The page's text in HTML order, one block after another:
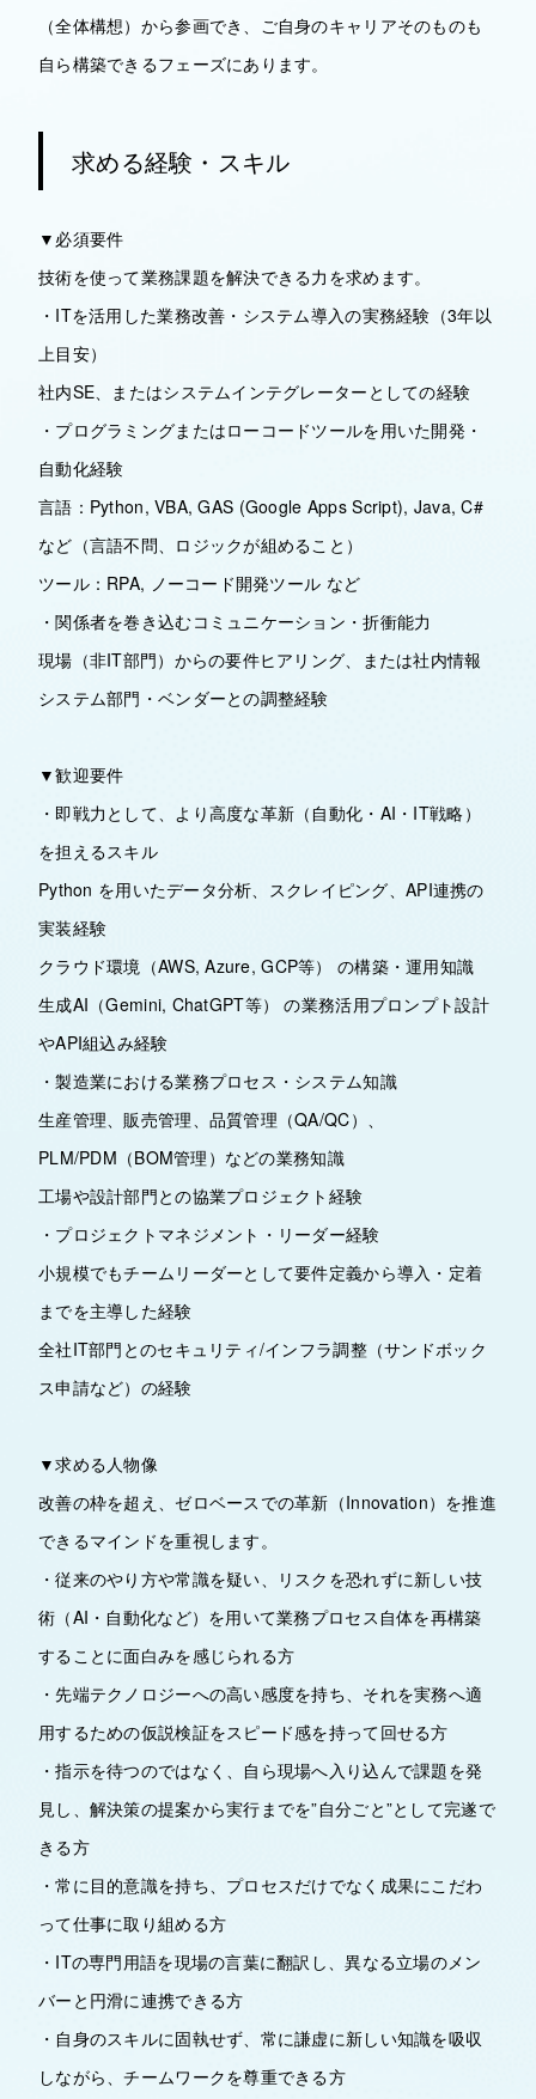
（全体構想）から参画でき、ご自身のキャリアそのものも
自ら構築できるフェーズにあります。
求める経験・スキル
▼必須要件
技術を使って業務課題を解決できる力を求めます。
・ITを活用した業務改善・システム導入の実務経験（3年以
上目安）
社内SE、またはシステムインテグレーターとしての経験
・プログラミングまたはローコードツールを用いた開発・
自動化経験
言語：Python, VBA, GAS (Google Apps Script), Java, C#
など（言語不問、ロジックが組めること）
ツール：RPA, ノーコード開発ツール など
・関係者を巻き込むコミュニケーション・折衝能力
現場（非IT部門）からの要件ヒアリング、または社内情報
システム部門・ベンダーとの調整経験
▼歓迎要件
・即戦力として、より高度な革新（自動化・AI・IT戦略）
を担えるスキル
Python を用いたデータ分析、スクレイピング、API連携の
実装経験
クラウド環境（AWS, Azure, GCP等） の構築・運用知識
生成AI（Gemini, ChatGPT等） の業務活用プロンプト設計
やAPI組込み経験
・製造業における業務プロセス・システム知識
生産管理、販売管理、品質管理（QA/QC）、
PLM/PDM（BOM管理）などの業務知識
工場や設計部門との協業プロジェクト経験
・プロジェクトマネジメント・リーダー経験
小規模でもチームリーダーとして要件定義から導入・定着
までを主導した経験
全社IT部門とのセキュリティ/インフラ調整（サンドボック
ス申請など）の経験
▼求める人物像
改善の枠を超え、ゼロベースでの革新（Innovation）を推進
できるマインドを重視します。
・従来のやり方や常識を疑い、リスクを恐れずに新しい技
術（AI・自動化など）を用いて業務プロセス自体を再構築
することに面白みを感じられる方
・先端テクノロジーへの高い感度を持ち、それを実務へ適
用するための仮説検証をスピード感を持って回せる方
・指示を待つのではなく、自ら現場へ入り込んで課題を発
見し、解決策の提案から実行までを”自分ごと”として完遂で
きる方
・常に目的意識を持ち、プロセスだけでなく成果にこだわ
って仕事に取り組める方
・ITの専門用語を現場の言葉に翻訳し、異なる立場のメン
バーと円滑に連携できる方
・自身のスキルに固執せず、常に謙虚に新しい知識を吸収
しながら、チームワークを尊重できる方